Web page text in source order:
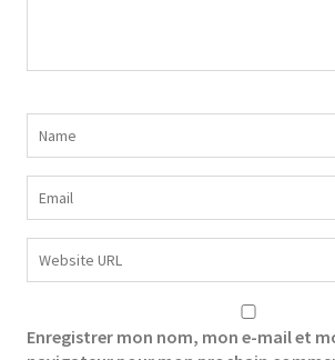
Enregistrer mon nom, mon e-mail et